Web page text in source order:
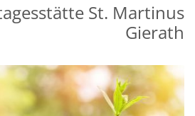
St. Martinus
Gierath